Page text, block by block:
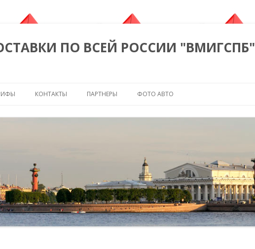
ПО ВСЕЙ РОССИИ "ВМИГСПБ"
КОНТАКТЫ ПАРТНЕРЫ ФОТО АВТО